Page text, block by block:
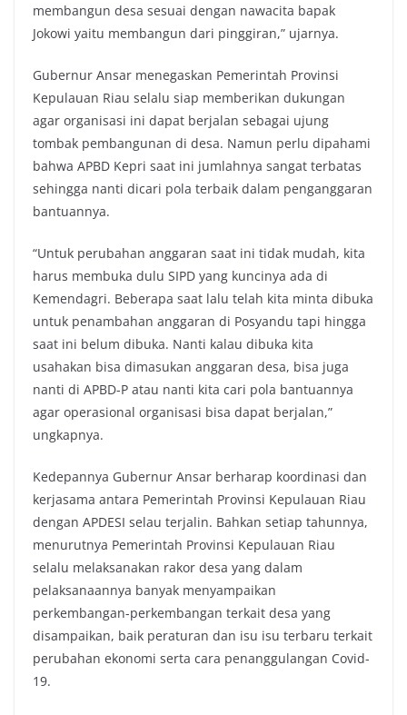
membangun desa sesuai dengan nawacita bapak
Jokowi yaitu membangun dari pinggiran,” ujarnya.
Gubernur Ansar menegaskan Pemerintah Provinsi
Kepulauan Riau selalu siap memberikan dukungan
agar organisasi ini dapat berjalan sebagai ujung
tombak pembangunan di desa. Namun perlu dipahami
bahwa APBD Kepri saat ini jumlahnya sangat terbatas
sehingga nanti dicari pola terbaik dalam penganggaran
bantuannya.
“Untuk perubahan anggaran saat ini tidak mudah, kita
harus membuka dulu SIPD yang kuncinya ada di
Kemendagri. Beberapa saat lalu telah kita minta dibuka
untuk penambahan anggaran di Posyandu tapi hingga
saat ini belum dibuka. Nanti kalau dibuka kita
usahakan bisa dimasukan anggaran desa, bisa juga
nanti di APBD-P atau nanti kita cari pola bantuannya
agar operasional organisasi bisa dapat berjalan,”
ungkapnya.
Kedepannya Gubernur Ansar berharap koordinasi dan
kerjasama antara Pemerintah Provinsi Kepulauan Riau
dengan APDESI selau terjalin. Bahkan setiap tahunnya,
menurutnya Pemerintah Provinsi Kepulauan Riau
selalu melaksanakan rakor desa yang dalam
pelaksanaannya banyak menyampaikan
perkembangan-perkembangan terkait desa yang
disampaikan, baik peraturan dan isu isu terbaru terkait
perubahan ekonomi serta cara penanggulangan Covid-
19.